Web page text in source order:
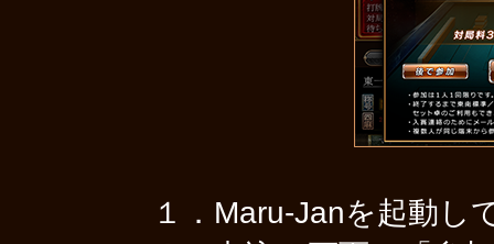
１．Maru-Janを起動し